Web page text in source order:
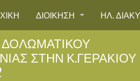
ΔΙΟΙΚΗΣΗ ΗΛ.
ΣΤΗΝ Κ.ΓΕΡΑΚΙΟΥ